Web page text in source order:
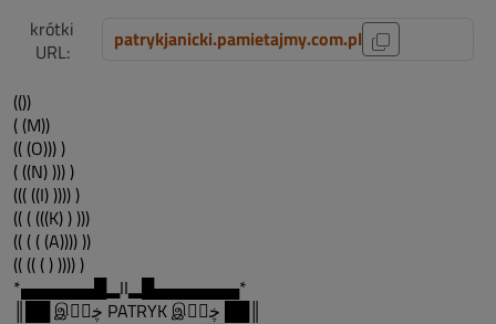
krótki
URL:
patrykjanicki.pamietajmy.com.pl
(())
( (M))
(( (O))) )
( ((N) ))) )
((( ((I) )))) )
(( ( (((K) ) )))
(( ( ( (A)))) ))
(( (( ( ) )))) )
*▄▄▄▄▄▄█▂II▂█▄▄▄▄▄▄▄*